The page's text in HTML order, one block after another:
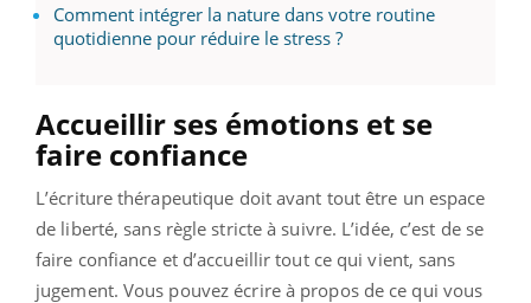
Comment intégrer la nature dans votre routine
quotidienne pour réduire le stress ?
Accueillir ses émotions et se
faire confiance
L’écriture thérapeutique doit avant tout être un espace
de liberté, sans règle stricte à suivre. L’idée, c’est de se
faire confiance et d’accueillir tout ce qui vient, sans
jugement. Vous pouvez écrire à propos de ce qui vous